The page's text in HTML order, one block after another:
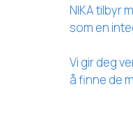
NIKA tilbyr
som en
Vi gir deg
å finne de